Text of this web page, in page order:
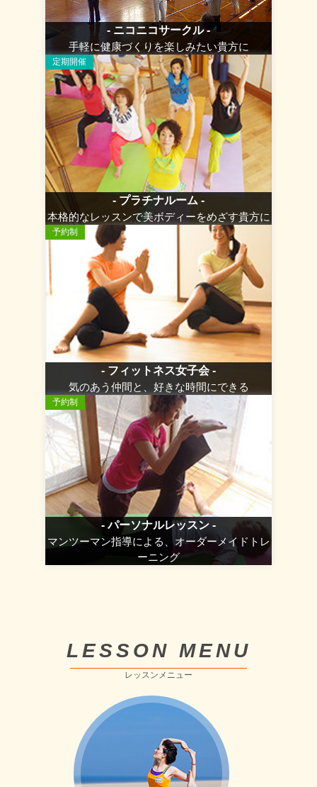
- ニコニコサークル -
手軽に健康づくりを楽しみたい貴方に
定期開催
- プラチナルーム -
本格的なレッスンで美ボディーをめざす貴方に
予約制
- フィットネス女子会 -
気のあう仲間と、好きな時間にできる
予約制
- パーソナルレッスン -
マンツーマン指導による、オーダーメイドトレ
ーニング
LESSON MENU
レッスンメニュー